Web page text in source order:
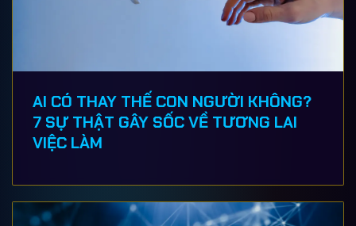
AI CÓ THAY THẾ CON NGƯỜI KHÔNG?
7 SỰ THẬT GÂY SỐC VỀ TƯƠNG LAI
VIỆC LÀM